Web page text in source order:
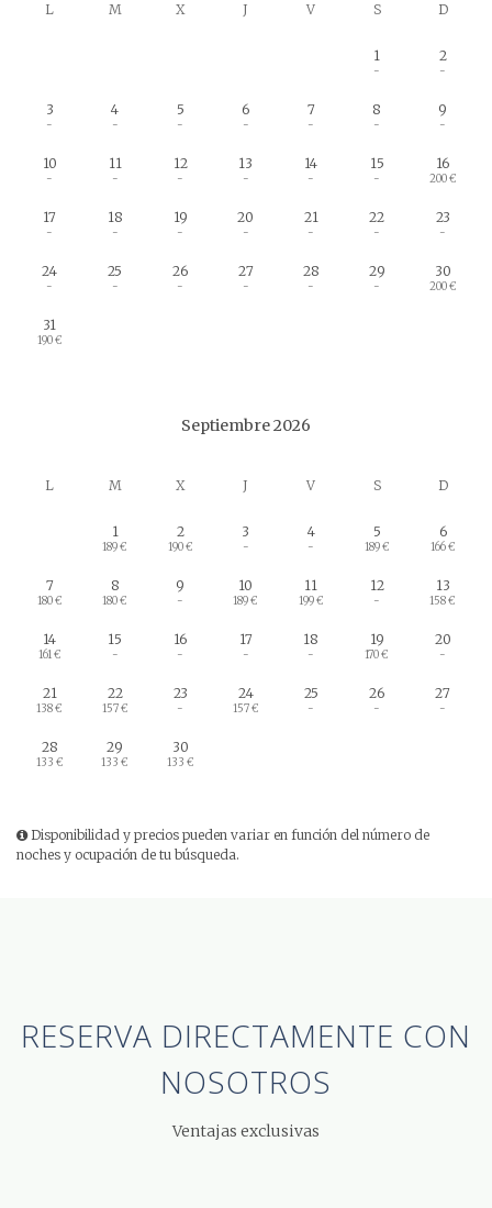
L M X J V S D
1
-
2
-
3
-
4
-
5
-
6
-
7
-
8
-
9
-
10
-
11
-
12
-
13
-
14
-
15
-
16
200 €
17
-
18
-
19
-
20
-
21
-
22
-
23
-
24
-
25
-
26
-
27
-
28
-
29
-
30
200 €
31
190 €
Septiembre 2026
L M X J V S D
1
189 €
2
190 €
3
-
4
-
5
189 €
6
166 €
7
180 €
8
180 €
9
-
10
189 €
11
199 €
12
-
13
158 €
14
161 €
15
-
16
-
17
-
18
-
19
170 €
20
-
21
138 €
22
157 €
23
-
24
157 €
25
-
26
-
27
-
28
133 €
29
133 €
30
133 €
Disponibilidad y precios pueden variar en función del número de
noches y ocupación de tu búsqueda.
RESERVA DIRECTAMENTE CON
NOSOTROS
Ventajas exclusivas